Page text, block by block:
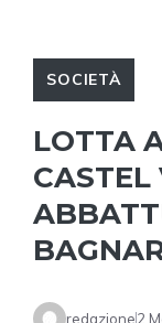
SOCIETÀ
LOTTA
CASTEL
redazione2